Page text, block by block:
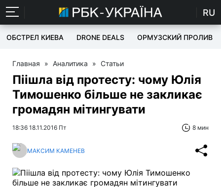
RU
ОБСТРЕЛ КИЕВА DRONE DEALS ОРМУЗСКИЙ ПРОЛИВ
Главная » Аналитика » Статьи
Піішла від протесту: чому Юлія
Тимошенко більше не закликає
громадян мітингувати
18:36 18.11.2016 Пт 8 мин
МАКСИМ КАМЕНЕВ